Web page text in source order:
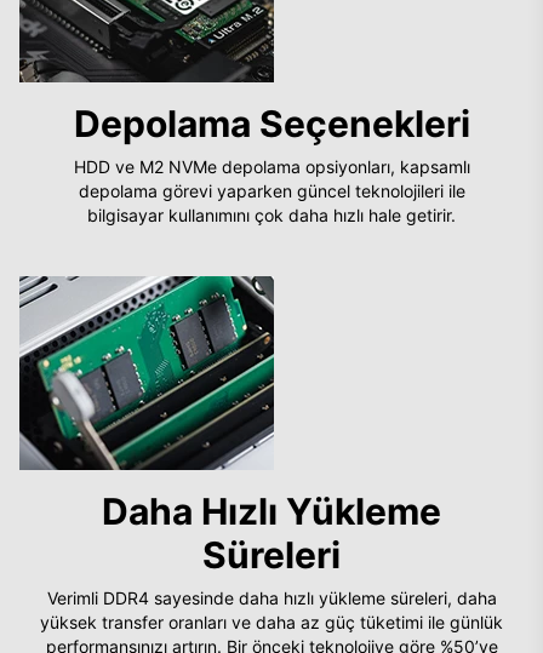
Depolama Seçenekleri
HDD ve M2 NVMe depolama opsiyonları, kapsamlı
depolama görevi yaparken güncel teknolojileri ile
bilgisayar kullanımını çok daha hızlı hale getirir.
Daha Hızlı Yükleme
Süreleri
Verimli DDR4 sayesinde daha hızlı yükleme süreleri, daha
yüksek transfer oranları ve daha az güç tüketimi ile günlük
performansınızı artırın. Bir önceki teknolojiye göre %50’ye